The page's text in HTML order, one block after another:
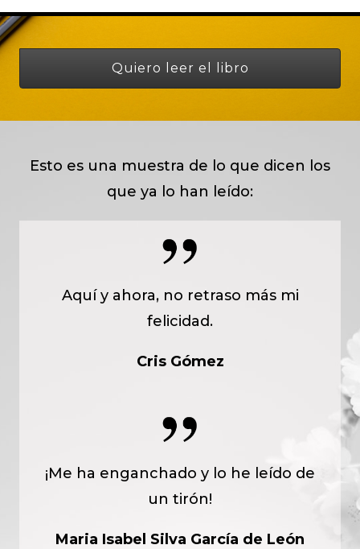
Quiero leer el libro
Esto es una muestra de lo que dicen los
que ya lo han leído:
Aquí y ahora, no retraso más mi
felicidad.
Cris Gómez
¡Me ha enganchado y lo he leído de
un tirón!
Maria Isabel Silva García de León